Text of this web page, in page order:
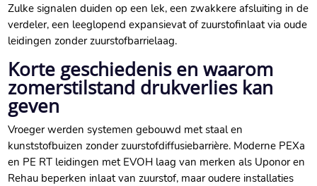
Zulke signalen duiden op een lek, een zwakkere afsluiting in de
verdeler, een leeglopend expansievat of zuurstofinlaat via oude
leidingen zonder zuurstofbarrielaag.​
Korte geschiedenis en waarom
zomerstilstand drukverlies kan
geven
Vroeger werden systemen gebouwd met staal en
kunststofbuizen zonder zuurstofdiffusiebarrière.​ Moderne PEXa
en PE RT leidingen met EVOH laag van merken als Uponor en
Rehau beperken inlaat van zuurstof, maar oudere installaties